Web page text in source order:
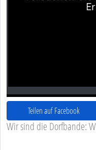
Teilen auf Facebook
Wir sind die Dorfbande: